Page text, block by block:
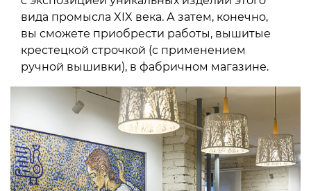
вида промысла XIX века. А затем, конечно,
вы сможете приобрести работы, вышитые
крестецкой строчкой (с применением
ручной вышивки), в фабричном магазине.